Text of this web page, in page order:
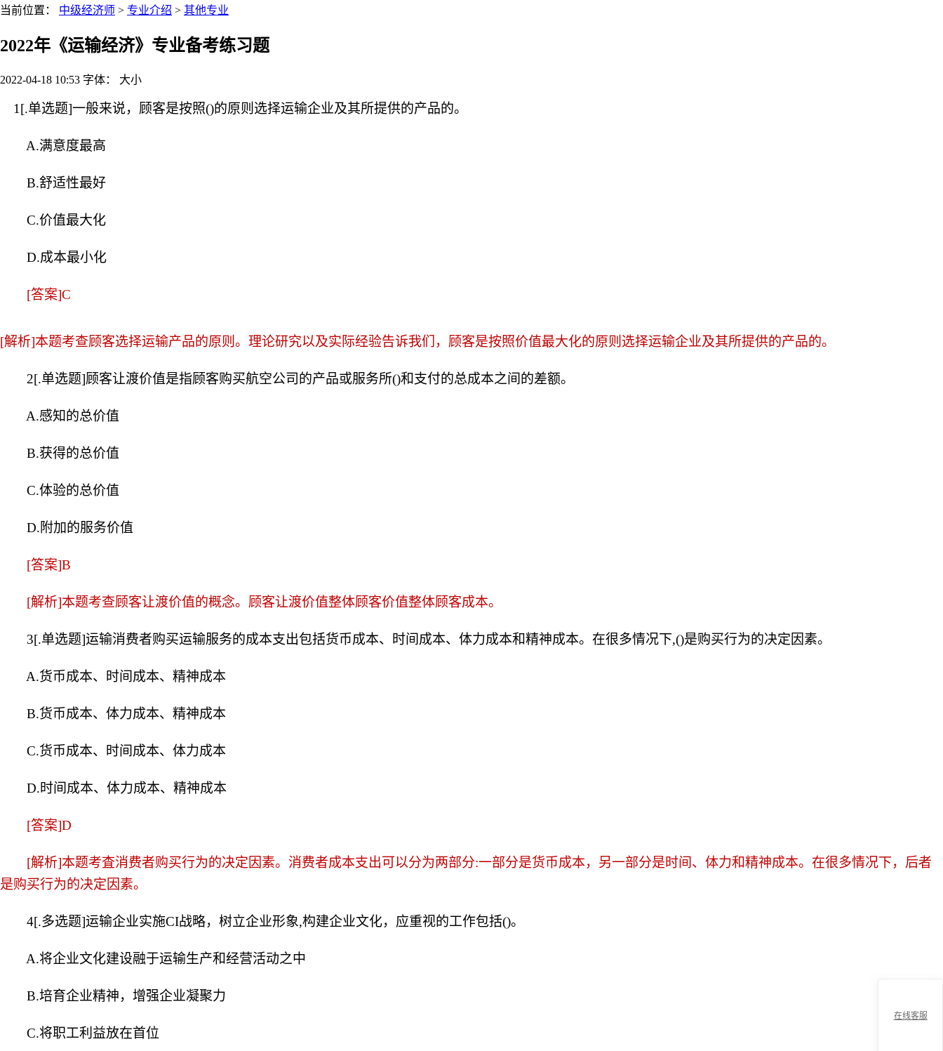
当前位置： 中级经济师 > 专业介绍 > 其他专业
2022年《运输经济》专业备考练习题
2022-04-18 10:53 字体： 大小
1[.单选题]一般来说，顾客是按照()的原则选择运输企业及其所提供的产品的。
A.满意度最高
B.舒适性最好
C.价值最大化
D.成本最小化
[答案]C
[解析]本题考查顾客选择运输产品的原则。理论研究以及实际经验告诉我们，顾客是按照价值最大化的原则选择运输企业及其所提供的产品的。
2[.单选题]顾客让渡价值是指顾客购买航空公司的产品或服务所()和支付的总成本之间的差额。
A.感知的总价值
B.获得的总价值
C.体验的总价值
D.附加的服务价值
[答案]B
[解析]本题考查顾客让渡价值的概念。顾客让渡价值整体顾客价值整体顾客成本。
3[.单选题]运输消费者购买运输服务的成本支出包括货币成本、时间成本、体力成本和精神成本。在很多情况下,()是购买行为的决定因素。
A.货币成本、时间成本、精神成本
B.货币成本、体力成本、精神成本
C.货币成本、时间成本、体力成本
D.时间成本、体力成本、精神成本
[答案]D
[解析]本题考査消费者购买行为的决定因素。消费者成本支出可以分为两部分:一部分是货币成本，另一部分是时间、体力和精神成本。在很多情况下，后者
是购买行为的决定因素。
4[.多选题]运输企业实施CI战略，树立企业形象,构建企业文化，应重视的工作包括()。
A.将企业文化建设融于运输生产和经营活动之中
B.培育企业精神，增强企业凝聚力
C.将职工利益放在首位
在线客服